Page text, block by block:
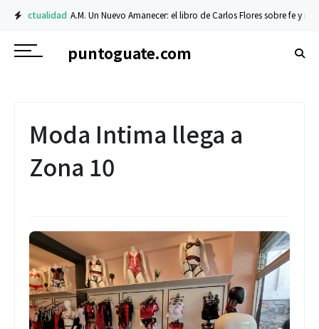
Actualidad A.M. Un Nuevo Amanecer: el libro de Carlos Flores sobre fe y
puntoguate.com
Moda Intima llega a
Zona 10